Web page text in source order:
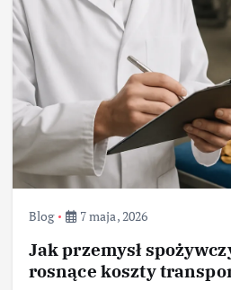
Blog 7 maja, 2026
Jak przemysł
rosnące koszty